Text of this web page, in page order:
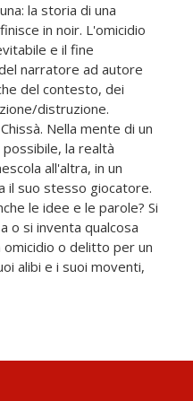
la storia di una
in noir. L'omicidio
e il fine
narratore ad autore
del contesto, dei
distruzione.
Nella mente di un
la realtà
all'altra, in un
il suo stesso giocatore.
le idee e le parole? Si
o si inventa qualcosa
omicidio o delitto per un
alibi e i suoi moventi,